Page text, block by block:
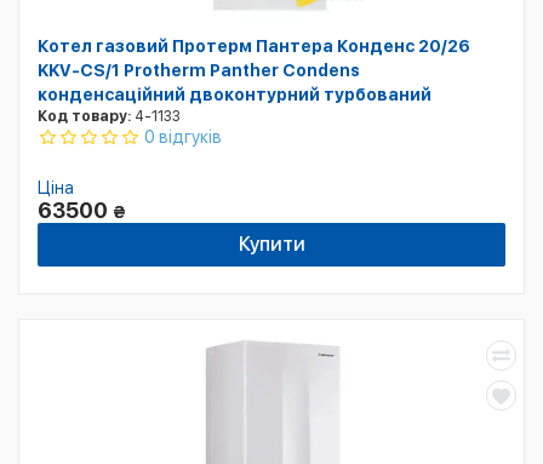
Котел газовий Протерм Пантера Конденс 20/26
KKV-CS/1 Protherm Panther Condens
конденсаційний двоконтурний турбований
Код товару: 4-1133
0 відгуків
Ціна
63500 ₴
Купити